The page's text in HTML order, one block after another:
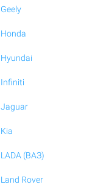
Geely
Honda
Hyundai
Infiniti
Jaguar
Kia
LADA (ВАЗ)
Land Rover